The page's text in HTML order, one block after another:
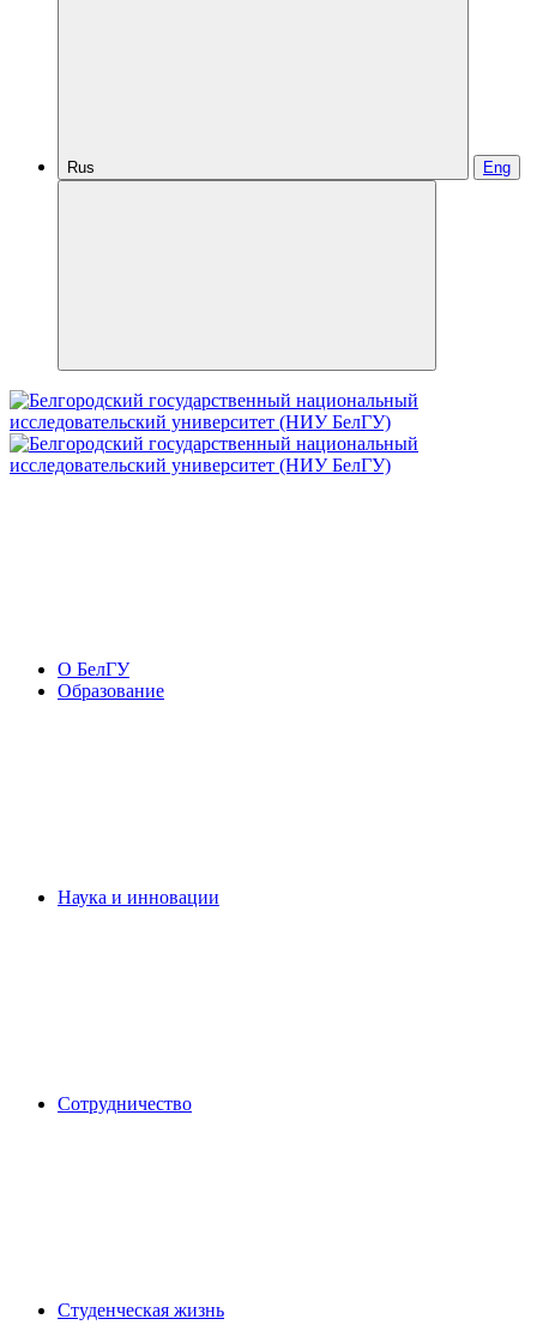
Rus Eng
О БелГУ
Образование
Наука и инновации
Сотрудничество
Студенческая жизнь